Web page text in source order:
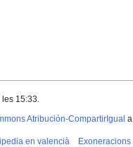
les 15:33.
Atribución-CompartirIgual
en valencià Exoneracions